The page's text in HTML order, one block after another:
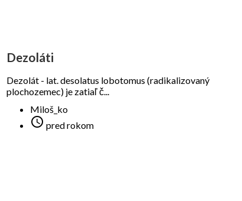
Dezoláti
Dezolát - lat. desolatus lobotomus (radikalizovaný
plochozemec) je zatiaľ č...
Miloš_ko
 pred rokom